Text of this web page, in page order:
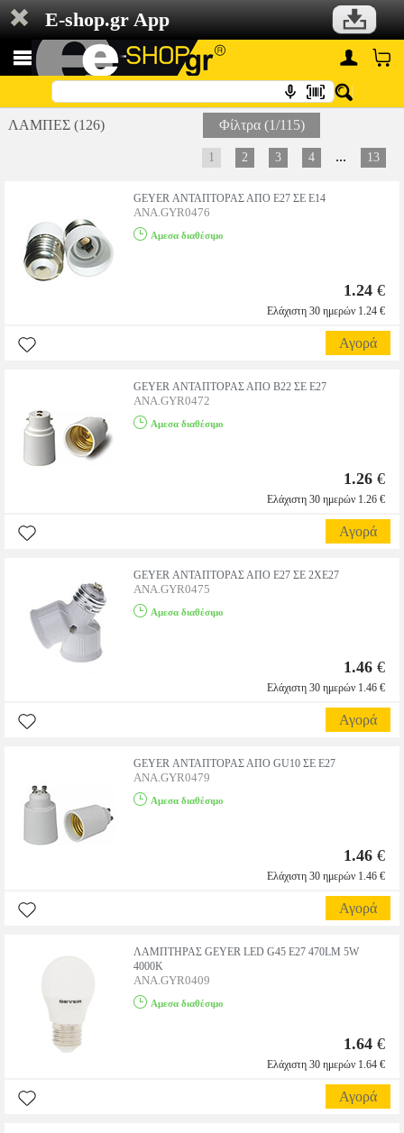
E-shop.gr App
ΛΑΜΠΕΣ (126) Φίλτρα (1/115)
1 2 3 4 ... 13
GEYER ΑΝΤΑΠΤΟΡΑΣ ΑΠΟ E27 ΣΕ E14
ANA.GYR0476
Αμεσα διαθέσιμο
1.24 €
Ελάχιστη 30 ημερών 1.24 €
Αγορά
GEYER ΑΝΤΑΠΤΟΡΑΣ ΑΠΟ Β22 ΣΕ Ε27
ANA.GYR0472
Αμεσα διαθέσιμο
1.26 €
Ελάχιστη 30 ημερών 1.26 €
Αγορά
GEYER ΑΝΤΑΠΤΟΡΑΣ ΑΠΟ E27 ΣΕ 2XE27
ANA.GYR0475
Αμεσα διαθέσιμο
1.46 €
Ελάχιστη 30 ημερών 1.46 €
Αγορά
GEYER ΑΝΤΑΠΤΟΡΑΣ ΑΠΟ GU10 ΣΕ E27
ANA.GYR0479
Αμεσα διαθέσιμο
1.46 €
Ελάχιστη 30 ημερών 1.46 €
Αγορά
ΛΑΜΠΤΗΡΑΣ GEYER LED G45 E27 470LM 5W
4000K
ANA.GYR0409
Αμεσα διαθέσιμο
1.64 €
Ελάχιστη 30 ημερών 1.64 €
Αγορά